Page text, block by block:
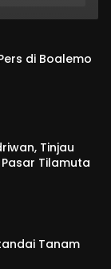
dan
di Boalemo
Tinjau
Tilamuta
Tanam